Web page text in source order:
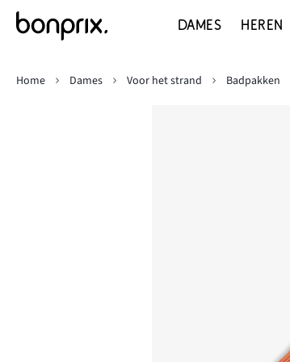
DAMES HEREN
Home
Dames Voor het strand Badpakken